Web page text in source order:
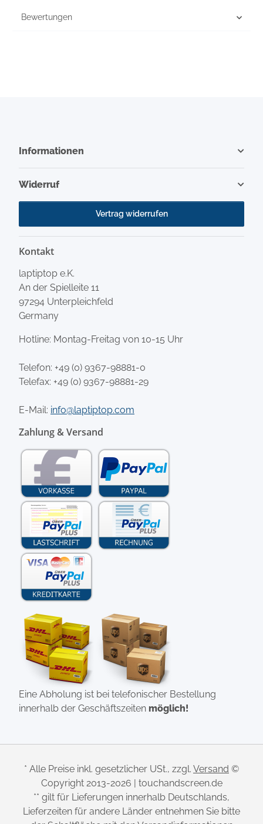
Bewertungen
Informationen
Widerruf
Vertrag widerrufen
Kontakt
laptiptop e.K.
An der Spielleite 11
97294 Unterpleichfeld
Germany
Hotline: Montag-Freitag von 10-15 Uhr
Telefon: +49 (0) 9367-98881-0
Telefax: +49 (0) 9367-98881-29
E-Mail: info@laptiptop.com
Zahlung & Versand
Eine Abholung ist bei telefonischer Bestellung
innerhalb der Geschäftszeiten möglich!
* Alle Preise inkl. gesetzlicher USt., zzgl. Versand ©
Copyright 2013-2026 | touchandscreen.de
** gilt für Lieferungen innerhalb Deutschlands,
Lieferzeiten für andere Länder entnehmen Sie bitte